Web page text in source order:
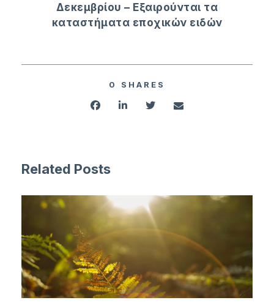
Δεκεμβρίου – Εξαιρούνται τα
καταστήματα εποχικών ειδών
0 SHARES
Related Posts